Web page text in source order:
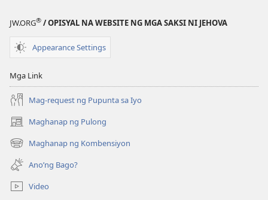
JW.ORG® / OPISYAL NA WEBSITE NG MGA SAKSI NI JEHOVA
Appearance Settings
Mga Link
Mag-request ng Pupunta sa Iyo
Maghanap ng Pulong
(may
bubukas
na
bagong
window)
Maghanap ng Kombensiyon
(may
bubukas
na
bagong
window)
Ano’ng Bago?
Video